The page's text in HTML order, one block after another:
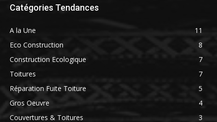
Catégories Tendances
A la Une
11
Eco Construction
8
Construction Ecologique
7
Toitures
7
Réparation Fuite Toiture
5
Gros Oeuvre
4
Couvertures & Toitures
3